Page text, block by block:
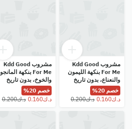
مشروب Kdd Good
For Me بنكهة الليمون
والنعناع، ​​بدون تاريخ
انتهاء الصلاحية، 250 مل
خصم 20%
مشروب Kdd Good
For Me بنكهة المانجو
والخوخ، بدون تاريخ
تحديد العمر، 250 مل
خصم 20%
⁦د.ك0.160⁩
⁦د.ك0.200⁩